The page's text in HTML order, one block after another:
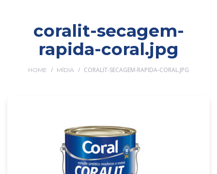
coralit-secagem-
rapida-coral.jpg
HOME / MÍDIA / CORALIT-SECAGEM-RAPIDA-CORAL.JPG